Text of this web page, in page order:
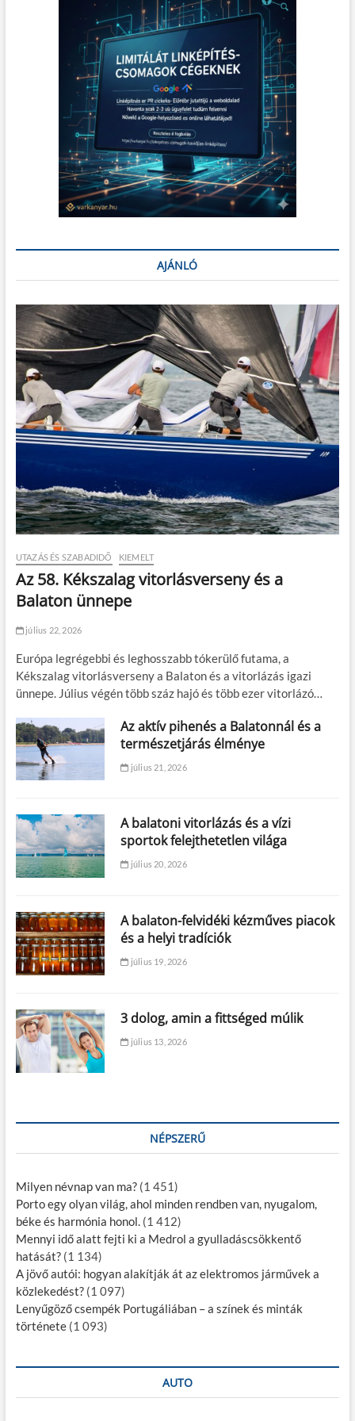
AJÁNLÓ
UTAZÁS ÉS SZABADIDŐ KIEMELT
Az 58. Kékszalag vitorlásverseny és a
Balaton ünnepe
július 22, 2026
Európa legrégebbi és leghosszabb tókerülő futama, a
Kékszalag vitorlásverseny a Balaton és a vitorlázás igazi
ünnepe. Július végén több száz hajó és több ezer vitorlázó…
Az aktív pihenés a Balatonnál és a
természetjárás élménye
július 21, 2026
A balatoni vitorlázás és a vízi
sportok felejthetetlen világa
július 20, 2026
A balaton-felvidéki kézműves piacok
és a helyi tradíciók
július 19, 2026
3 dolog, amin a fittséged múlik
július 13, 2026
NÉPSZERŰ
Milyen névnap van ma? (1 451)
Porto egy olyan világ, ahol minden rendben van, nyugalom,
béke és harmónia honol. (1 412)
Mennyi idő alatt fejti ki a Medrol a gyulladáscsökkentő
hatását? (1 134)
A jövő autói: hogyan alakítják át az elektromos járművek a
közlekedést? (1 097)
Lenyűgöző csempék Portugáliában – a színek és minták
története (1 093)
AUTO